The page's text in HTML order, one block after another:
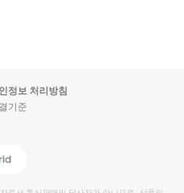
정보 처리방침
기준